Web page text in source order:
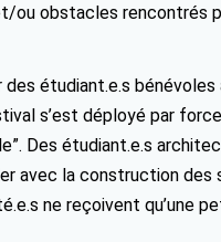
ou obstacles rencontrés
des étudiant.e.s
s’est déployé par
Des étudiant.e.s
avec la construction des
ne reçoivent qu’une